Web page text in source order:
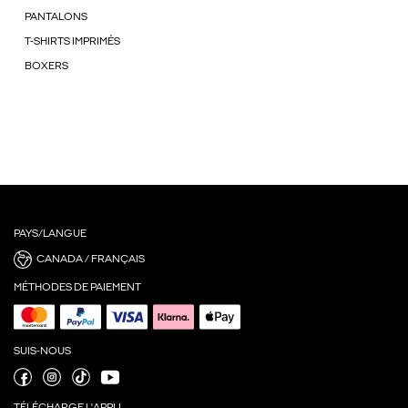
PANTALONS
T-SHIRTS IMPRIMÉS
BOXERS
PAYS/LANGUE
CANADA / FRANÇAIS
MÉTHODES DE PAIEMENT
SUIS-NOUS